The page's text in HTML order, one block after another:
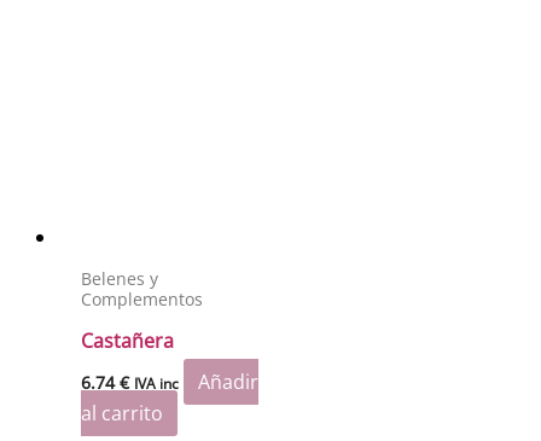
Belenes y
Complementos
Castañera
6.74€ IVA inc
Añadir
al carrito